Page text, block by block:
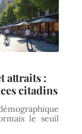
attraits :
citadins
le seuil